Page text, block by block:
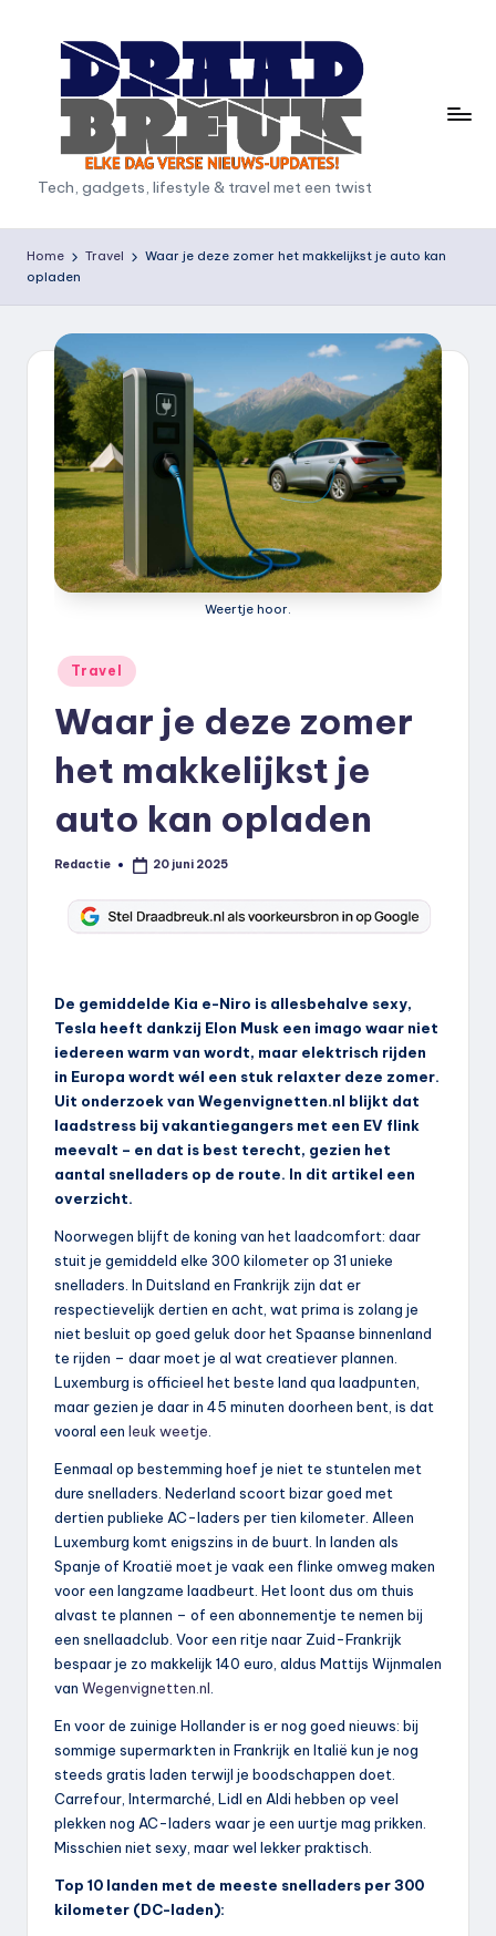
D
r
a
a
b
Tech, gadgets, lifestyle & travel met een twist
Home Travel
Waar je deze zomer het makkelijkst je auto kan
opladen
Weertje hoor.
Geplaatst
in
Travel
Waar je deze zomer
het makkelijkst je
auto kan opladen
Geplaatst
Redactie 20 juni 2025
De gemiddelde Kia e-Niro is allesbehalve sexy,
Tesla heeft dankzij Elon Musk een imago waar niet
iedereen warm van wordt, maar elektrisch rijden
in Europa wordt wél een stuk relaxter deze zomer.
Uit onderzoek van Wegenvignetten.nl blijkt dat
laadstress bij vakantiegangers met een EV flink
meevalt – en dat is best terecht, gezien het
aantal snelladers op de route. In dit artikel een
overzicht.
Noorwegen blijft de koning van het laadcomfort: daar
stuit je gemiddeld elke 300 kilometer op 31 unieke
snelladers. In Duitsland en Frankrijk zijn dat er
respectievelijk dertien en acht, wat prima is zolang je
niet besluit op goed geluk door het Spaanse binnenland
te rijden – daar moet je al wat creatiever plannen.
Luxemburg is officieel het beste land qua laadpunten,
maar gezien je daar in 45 minuten doorheen bent, is dat
vooral een leuk weetje.
Eenmaal op bestemming hoef je niet te stuntelen met
dure snelladers. Nederland scoort bizar goed met
dertien publieke AC-laders per tien kilometer. Alleen
Luxemburg komt enigszins in de buurt. In landen als
Spanje of Kroatië moet je vaak een flinke omweg maken
voor een langzame laadbeurt. Het loont dus om thuis
alvast te plannen – of een abonnementje te nemen bij
een snellaadclub. Voor een ritje naar Zuid-Frankrijk
bespaar je zo makkelijk 140 euro, aldus Mattijs Wijnmalen
van Wegenvignetten.nl.
En voor de zuinige Hollander is er nog goed nieuws: bij
sommige supermarkten in Frankrijk en Italië kun je nog
steeds gratis laden terwijl je boodschappen doet.
Carrefour, Intermarché, Lidl en Aldi hebben op veel
plekken nog AC-laders waar je een uurtje mag prikken.
Misschien niet sexy, maar wel lekker praktisch.
Top 10 landen met de meeste snelladers per 300
kilometer (DC-laden):